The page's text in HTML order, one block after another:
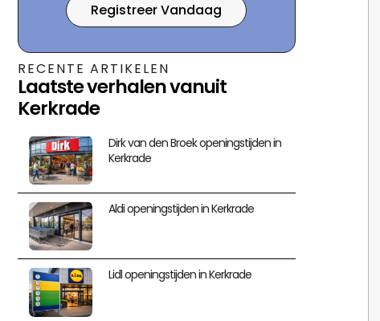
Registreer Vandaag
RECENTE ARTIKELEN
Laatste verhalen vanuit
Kerkrade
Dirk van den Broek openingstijden in
Kerkrade
Aldi openingstijden in Kerkrade
Lidl openingstijden in Kerkrade